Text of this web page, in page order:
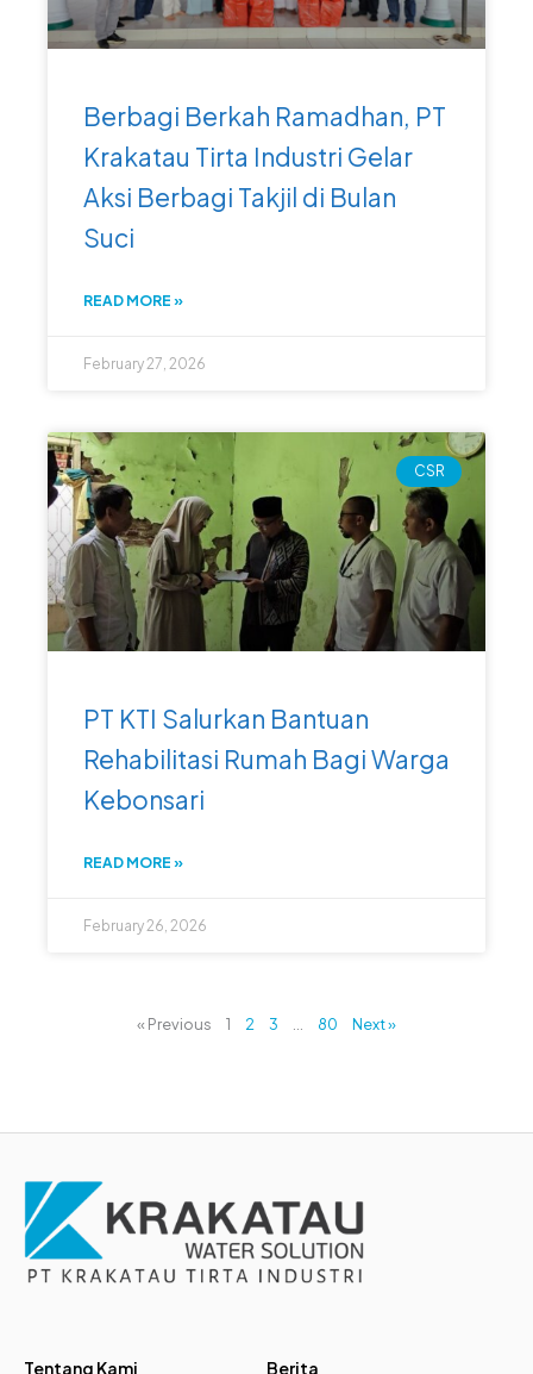
Berbagi Berkah Ramadhan, PT
Krakatau Tirta Industri Gelar
Aksi Berbagi Takjil di Bulan
Suci
READ MORE »
February 27, 2026
CSR
PT KTI Salurkan Bantuan
Rehabilitasi Rumah Bagi Warga
Kebonsari
READ MORE »
February 26, 2026
« Previous 1 2 3 80 Next »
Tentang Kami Berita